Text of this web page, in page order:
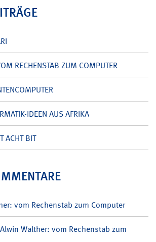
RECHENSTAB ZUM COMPUTER
IDEEN AUS AFRIKA
ACHT BIT
vom Rechenstab zum Computer
Alwin Walther: vom Rechenstab zum